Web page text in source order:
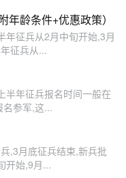
龄条件+优惠政策）
年征兵从2月中旬开始,3月
征兵从...
半年征兵报名时间一般在
参军,这...
,3月底征兵结束,新兵批
开始,9月...